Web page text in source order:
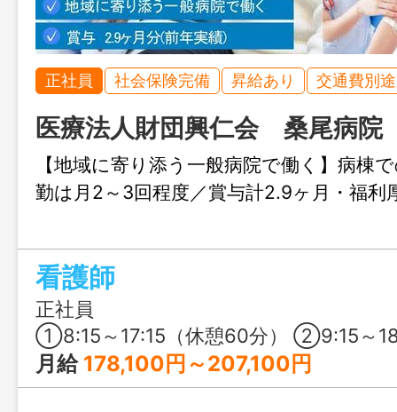
正社員 社会保険完備 昇給あり 交通費別
医療法人財団興仁会 桑尾病院
【地域に寄り添う一般病院で働く】病棟
勤は月2～3回程度／賞与計2.9ヶ月・福利
看護師
正社員
①8:15～17:15（休憩60分） ②9:15～18:15（休憩60分） ③16:30～9:00（
月給 178,100円～207,100円